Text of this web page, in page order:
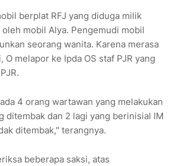
berplat RFJ yang diduga milik
mobil Alya. Pengemudi mobil
seorang wanita. Karena merasa
melapor ke Ipda OS staf PJR yang
4 orang wartawan yang melakukan
ditembak dan 2 lagi yang berinisial IM
ditembak," terangnya.
beberapa saksi, atas